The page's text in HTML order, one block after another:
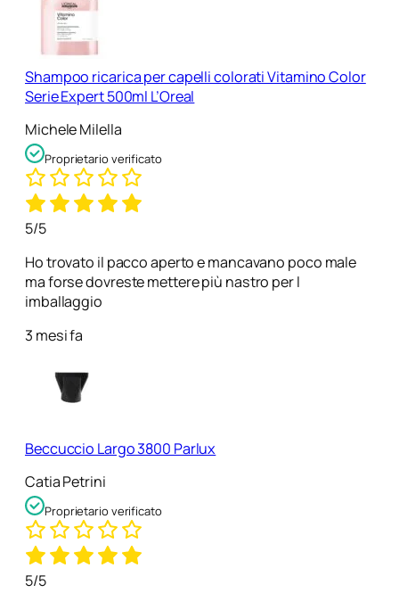
Shampoo ricarica per capelli colorati Vitamino Color
Serie Expert 500ml L’Oreal
Michele Milella
Proprietario verificato
5/5
Ho trovato il pacco aperto e mancavano poco male
ma forse dovreste mettere più nastro per l
imballaggio
3 mesi fa
Beccuccio Largo 3800 Parlux
Catia Petrini
Proprietario verificato
5/5